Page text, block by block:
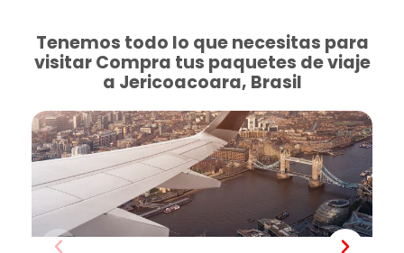
Tenemos todo lo que necesitas para
visitar Compra tus paquetes de viaje
a Jericoacoara, Brasil